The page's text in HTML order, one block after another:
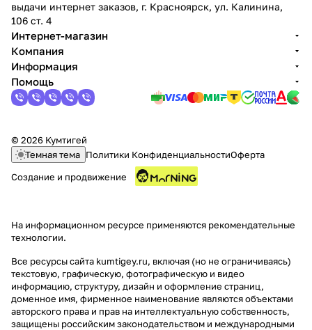
выдачи интернет заказов, г. Красноярск, ул. Калинина,
106 ст. 4
Интернет-магазин
Компания
Информация
Помощь
© 2026 Кумтигей
Темная тема Политики КонфиденциальностиОферта
Создание и продвижение
На информационном ресурсе применяются рекомендательные
технологии.
Все ресурсы сайта kumtigey.ru, включая (но не ограничиваясь)
текстовую, графическую, фотографическую и видео
информацию, структуру, дизайн и оформление страниц,
доменное имя, фирменное наименование являются объектами
авторского права и прав на интеллектуальную собственность,
защищены российским законодательством и международными